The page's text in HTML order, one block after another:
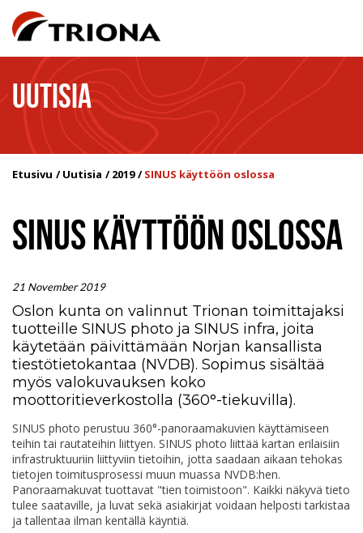
UUTISIA
Etusivu Uutisia 2019 SINUS käyttöön oslossa
SINUS KÄYTTÖÖN OSLOSSA
21 November 2019
Oslon kunta on valinnut Trionan toimittajaksi
tuotteille SINUS photo ja SINUS infra, joita
käytetään päivittämään Norjan kansallista
tiestötietokantaa (NVDB). Sopimus sisältää
myös valokuvauksen koko
moottoritieverkostolla (360°-tiekuvilla).
SINUS photo perustuu 360°-panoraamakuvien käyttämiseen
teihin tai rautateihin liittyen. SINUS photo liittää kartan erilaisiin
infrastruktuuriin liittyviin tietoihin, jotta saadaan aikaan tehokas
tietojen toimitusprosessi muun muassa NVDB:hen.
Panoraamakuvat tuottavat "tien toimistoon". Kaikki näkyvä tieto
tulee saataville, ja luvat sekä asiakirjat voidaan helposti tarkistaa
ja tallentaa ilman kentällä käyntiä.